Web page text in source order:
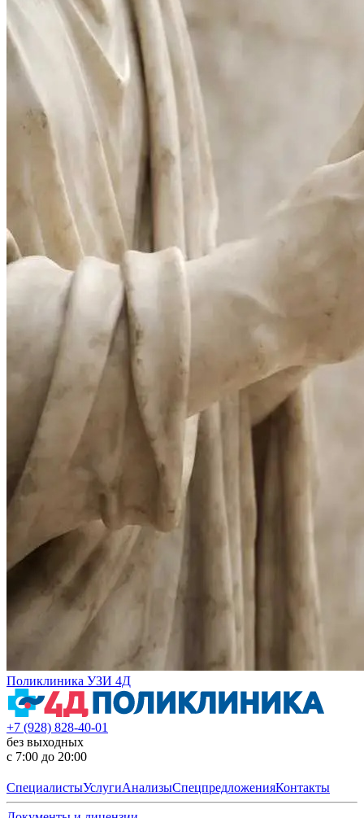
Поликлиника УЗИ 4Д
+7 (928) 828-40-01
без выходных
с 7:00 до 20:00
СпециалистыУслугиАнализыСпецпредложенияКонтакты